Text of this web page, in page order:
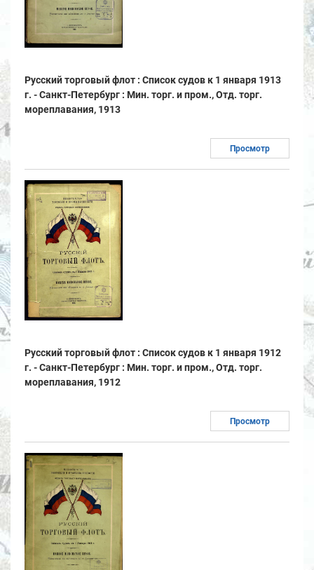
Русский торговый флот : Список судов к 1 января 1913
г. - Санкт-Петербург : Мин. торг. и пром., Отд. торг.
мореплавания, 1913
Просмотр
Русский торговый флот : Список судов к 1 января 1912
г. - Санкт-Петербург : Мин. торг. и пром., Отд. торг.
мореплавания, 1912
Просмотр